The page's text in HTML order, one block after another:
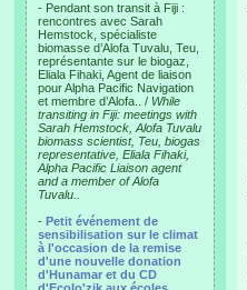
- Pendant son transit à Fiji :
rencontres avec Sarah
Hemstock, spécialiste
biomasse d’Alofa Tuvalu, Teu,
représentante sur le biogaz,
Eliala Fihaki, Agent de liaison
pour Alpha Pacific Navigation
et membre d’Alofa.. / While
transiting in Fiji: meetings with
Sarah Hemstock, Alofa Tuvalu
biomass scientist, Teu, biogas
representative, Eliala Fihaki,
Alpha Pacific Liaison agent
and a member of Alofa
Tuvalu..
- Petit événement de
sensibilisation sur le climat
à l'occasion de la remise
d'une nouvelle donation
d'Hunamar et du CD